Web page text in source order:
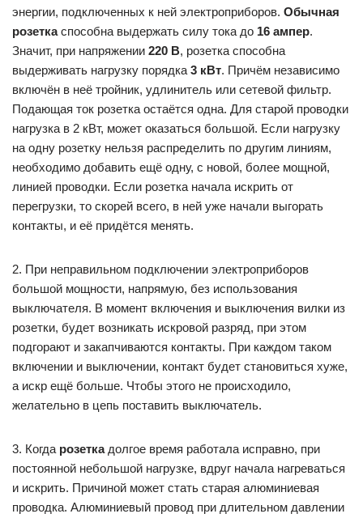
энергии, подключенных к ней электроприборов. Обычная
розеткаспособна выдержать силу тока до 16 ампер.
Значит, при напряжении 220 В, розетка способна
выдерживать нагрузку порядка 3 кВт. Причём независимо
включён в неё тройник, удлинитель или сетевой фильтр.
Подающая ток розетка остаётся одна. Для старой проводки
нагрузка в 2 кВт, может оказаться большой. Если нагрузку
на одну розетку нельзя распределить по другим линиям,
необходимо добавить ещё одну, с новой, более мощной,
линией проводки. Если розетка начала искрить от
перегрузки, то скорей всего, в ней уже начали выгорать
контакты, и её придётся менять.
2. При неправильном подключении электроприборов
большой мощности, напрямую, без использования
выключателя. В момент включения и выключения вилки из
розетки, будет возникать искровой разряд, при этом
подгорают и закапчиваются контакты. При каждом таком
включении и выключении, контакт будет становиться хуже,
а искр ещё больше. Чтобы этого не происходило,
желательно в цепь поставить выключатель.
3. Когда розеткадолгое время работала исправно, при
постоянной небольшой нагрузке, вдруг начала нагреваться
и искрить. Причиной может стать старая алюминиевая
проводка. Алюминиевый провод при длительном давлении